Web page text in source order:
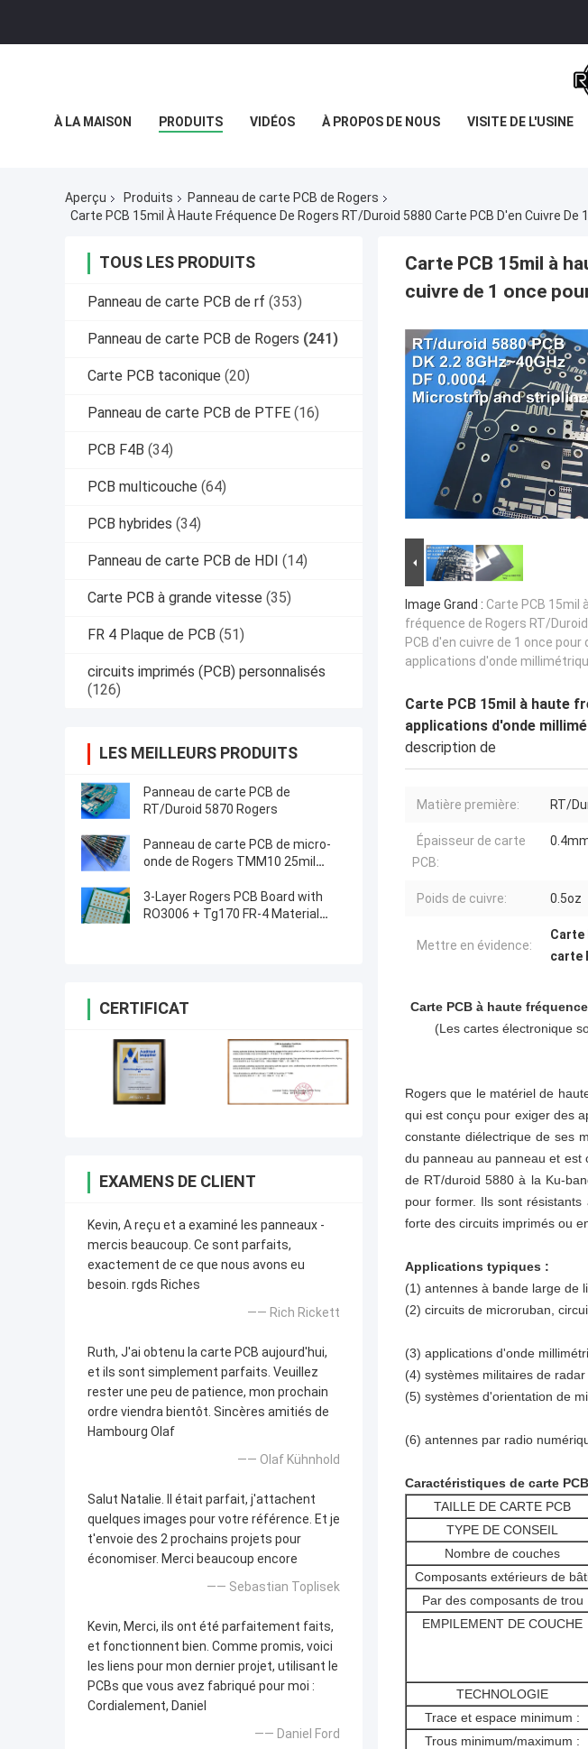
À LA MAISON PRODUITS VIDÉOS À PROPOS DE NOUS VISITE DE L'USINE
Aperçu Produits
Panneau de carte PCB de Rogers
Carte PCB 15mil À Haute Fréquence De Rogers RT/Duroid 5880 Carte PCB D'en Cuivre
TOUS LES PRODUITS
Panneau de carte PCB de rf (353)
Panneau de carte PCB de Rogers (241)
Carte PCB taconique (20)
Panneau de carte PCB de PTFE (16)
PCB F4B (34)
PCB multicouche (64)
PCB hybrides (34)
Panneau de carte PCB de HDI (14)
Carte PCB à grande vitesse (35)
FR 4 Plaque de PCB (51)
circuits imprimés (PCB) personnalisés
(126)
LES MEILLEURS PRODUITS
Panneau de carte PCB de
RT/Duroid 5870 Rogers
Panneau de carte PCB de micro-
onde de Rogers TMM10 25mil
diélectriques
3-Layer Rogers PCB Board with
RO3006 + Tg170 FR-4 Material
CERTIFICAT
EXAMENS DE CLIENT
Kevin, A reçu et a examiné les panneaux -
mercis beaucoup. Ce sont parfaits,
exactement de ce que nous avons eu
besoin. rgds Riches
—— Rich Rickett
Ruth, J'ai obtenu la carte PCB aujourd'hui,
et ils sont simplement parfaits. Veuillez
rester une peu de patience, mon prochain
ordre viendra bientôt. Sincères amitiés de
Hambourg Olaf
—— Olaf Kühnhold
Salut Natalie. Il était parfait, j'attachent
quelques images pour votre référence. Et je
t'envoie des 2 prochains projets pour
économiser. Merci beaucoup encore
—— Sebastian Toplisek
Kevin, Merci, ils ont été parfaitement faits,
et fonctionnent bien. Comme promis, voici
les liens pour mon dernier projet, utilisant le
PCBs que vous avez fabriqué pour moi :
Cordialement, Daniel
—— Daniel Ford
Carte PCB 15mil à
cuivre de 1 once
Image Grand : Carte PCB 15mil
fréquence de Rogers RT/
PCB d'en cuivre de 1 once pour
applications d'onde
Carte PCB 15mil à haute
applications d'onde
description de
Matière première: RT/
Épaisseur de carte
PCB:
Poids de cuivre: 0.5oz
Mettre en évidence:
Carte
carte
Carte PCB à haute
(Les cartes électronique
Rogers que le matériel de
qui est conçu pour exiger des
constante diélectrique de ses
du panneau au panneau et est
de RT/duroid 5880 à la Ku-
pour former. Ils sont
forte des circuits imprimés ou
Applications typiques :
(1) antennes à bande large de
(2) circuits de microruban,
(3) applications d'onde
(4) systèmes militaires de radar
(5) systèmes d'orientation de
(6) antennes par radio
Caractéristiques de carte PCB
TAILLE DE CARTE PCB
TYPE DE CONSEIL
Nombre de couches
Composants extérieurs de
Par des composants de trou
EMPILEMENT DE COUCHE
TECHNOLOGIE
Trace et espace minimum :
Trous minimum/maximum :